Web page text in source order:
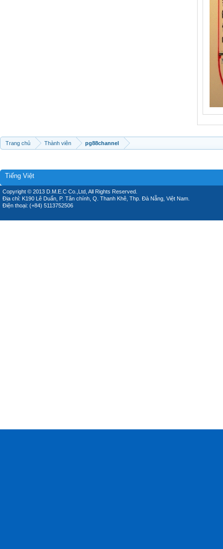
Trang chủ Thành viên pg88channel
Tiếng Việt
Copyright © 2013 D.M.E.C Co.,Ltd, All Rights Reserved.
Địa chỉ: K190 Lê Duẩn, P. Tân chính, Q. Thanh Khê, Thp. Đà Nẵng, Việt Nam.
Điện thoại: (+84) 5113752506